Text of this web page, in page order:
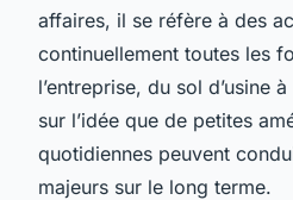
affaires, il se réfère à des
continuellement toutes les
l’entreprise, du sol d’usine
sur l’idée que de petites
quotidiennes peuvent
majeurs sur le long terme.